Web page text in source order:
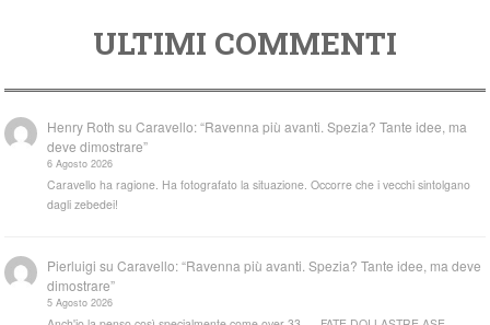
ULTIMI COMMENTI
Henry Roth suCaravello: “Ravenna più avanti. Spezia? Tante idee, ma
deve dimostrare”
6 Agosto 2026
Caravello ha ragione. Ha fotografato la situazione. Occorre che i vecchi sintolgano
dagli zebedei!
Pierluigi suCaravello: “Ravenna più avanti. Spezia? Tante idee, ma deve
dimostrare”
5 Agosto 2026